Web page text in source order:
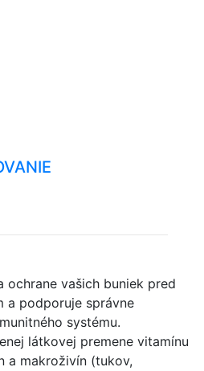
ochrane vašich buniek pred
a podporuje správne
systému.
látkovej premene vitamínu
a makroživín (tukov,